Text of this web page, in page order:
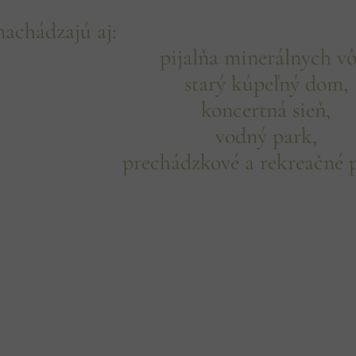
aj:
pijalňa minerálnych
starý kúpeľný dom,
koncertná sieň,
vodný park,
prechádzkové a rekreačné